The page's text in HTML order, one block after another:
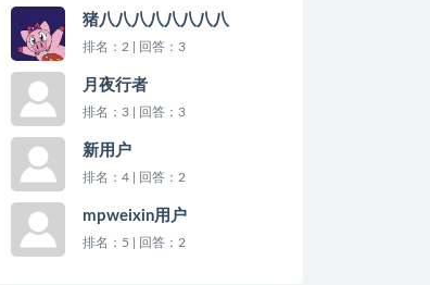
猪八八八八八八八八
排名：2 | 回答：3
月夜行者
排名：3 | 回答：3
新用户
排名：4 | 回答：2
mpweixin用户
排名：5 | 回答：2